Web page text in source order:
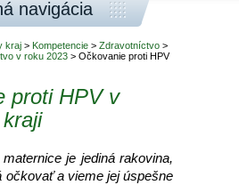
navigácia
kraj > Kompetencie > Zdravotníctvo >
v roku 2023 > Očkovanie proti HPV
proti HPV v
je jediná rakovina,
očkovať a vieme jej úspešne